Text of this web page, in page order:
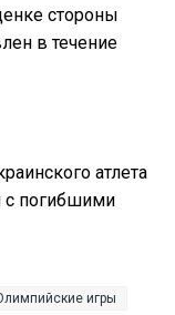
стороны
в течение
атлета
с погибшими
игры